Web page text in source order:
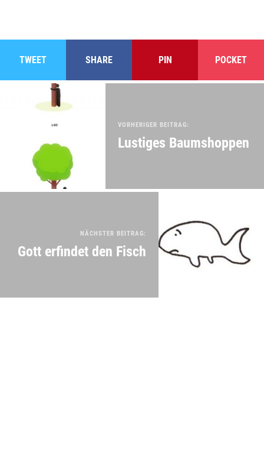
TWEET SHARE PIN POCKET
VORHERIGER BEITRAG:
Lustiges Baumshoppen
NÄCHSTER BEITRAG:
Gott erfindet den Fisch